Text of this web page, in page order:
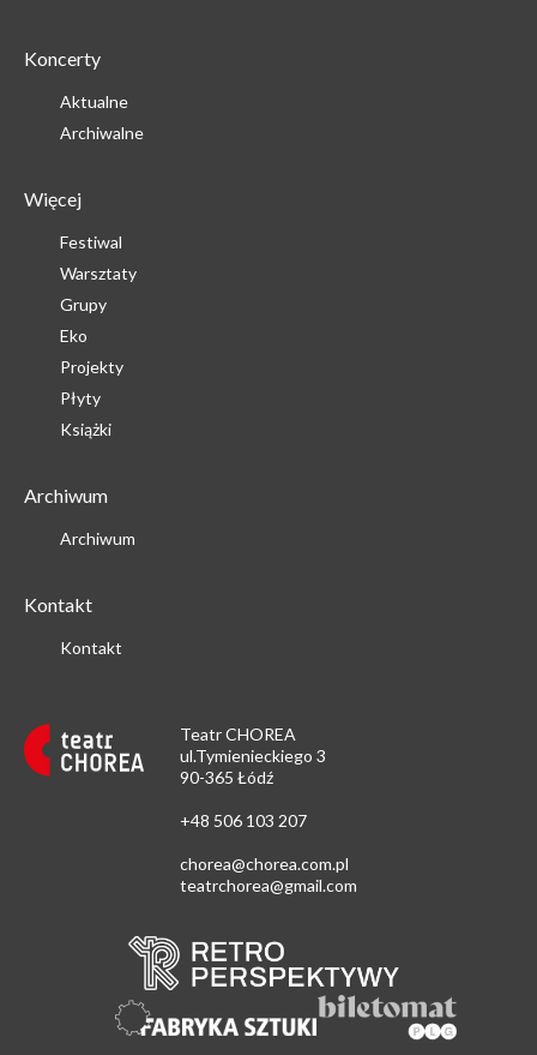
Teatr CHOREA
ul.Tymienieckiego 3
90-365 Łódź
+48 506 103 207
chorea@chorea.com.pl
teatrchorea@gmail.com
Koncerty
Aktualne
Archiwalne
Więcej
Festiwal
Warsztaty
Grupy
Eko
Projekty
Płyty
Książki
Archiwum
Archiwum
Kontakt
Kontakt